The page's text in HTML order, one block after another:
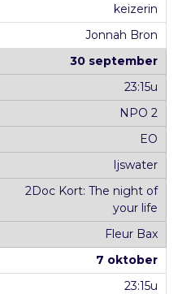
keizerin
Jonnah Bron
30 september
23:15u
NPO 2
EO
Ijswater
2Doc Kort: The night of
your life
Fleur Bax
7 oktober
23:15u